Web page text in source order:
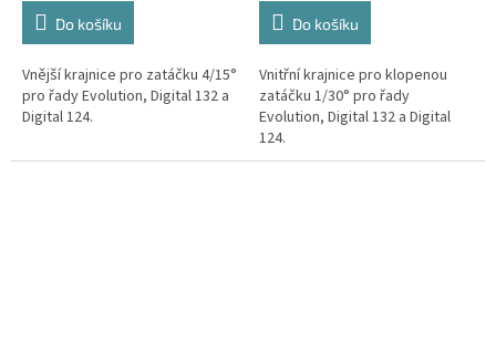
Do košíku
Vnější krajnice pro zatáčku 4/15°
pro řady Evolution, Digital 132 a
Digital 124.
Do košíku
Vnitřní krajnice pro klopenou
zatáčku 1/30° pro řady
Evolution, Digital 132 a Digital
124.